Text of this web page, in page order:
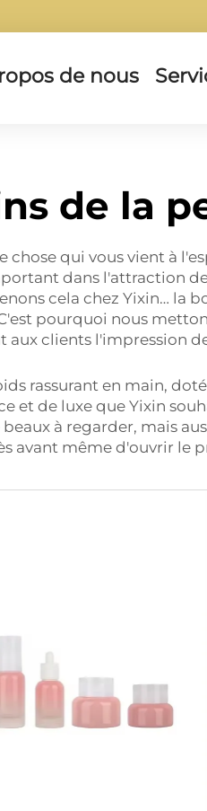
de nous
de la
chose qui vous vient à
dans l'attraction
cela chez Yixin… la
pourquoi nous
clients l'impression
rassurant en main,
de luxe que Yixin
à regarder, mais
avant même d'ouvrir le